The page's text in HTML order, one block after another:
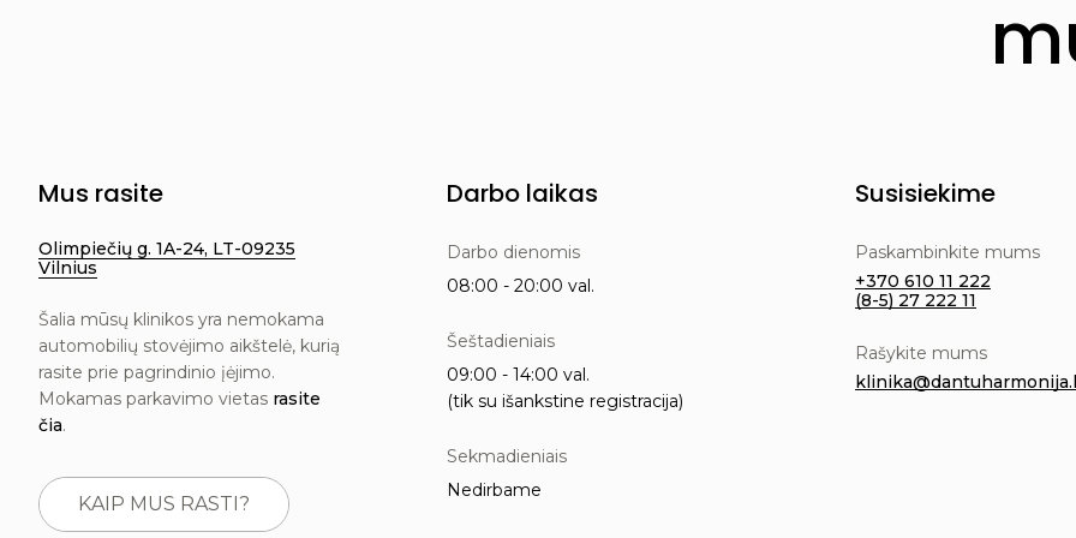
Mus rasite
Olimpiečių g. 1A-24, LT-09235
Vilnius
Šalia mūsų klinikos yra nemokama
automobilių stovėjimo aikštelė, kurią
rasite prie pagrindinio įėjimo.
Mokamas parkavimo vietas rasite
čia.
KAIP MUS RASTI?
Darbo laikas
Darbo dienomis
08:00 - 20:00 val.
Šeštadieniais
09:00 - 14:00 val.
(tik su išankstine registracija)
Sekmadieniais
Nedirbame
Susisiekime
Paskambinkite mums
+370 610 11 222
(8-5) 27 222 11
Rašykite mums